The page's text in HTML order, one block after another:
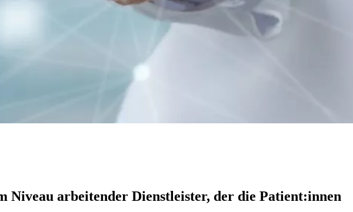
Niveau arbeitender Dienstleister, der die Patient:innen